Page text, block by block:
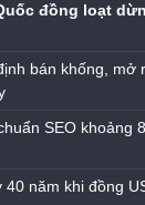
đồng loạt
bán khống, mở
SEO khoảng
năm khi đồng